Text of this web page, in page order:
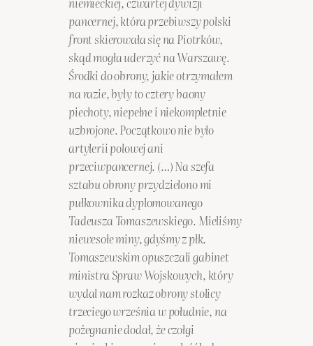
pancernej, która przebiwszy polski
front skierowała się na Piotrków,
skąd mogła uderzyć na Warszawę.
Środki do obrony, jakie otrzymałem
na razie, były to cztery baony
piechoty, niepełne i niekompletnie
uzbrojone. Początkowo nie było
artylerii polowej ani
przeciwpancernej. (…) Na szefa
sztabu obrony przydzielono mi
pułkownika dyplomowanego
Tadeusza Tomaszewskiego. Mieliśmy
niewesołe miny, gdyśmy z płk.
Tomaszewskim opuszczali gabinet
ministra Spraw Wojskowych, który
wydal nam rozkaz obrony stolicy
trzeciego września w południe, na
pożegnanie dodał, że czołgi